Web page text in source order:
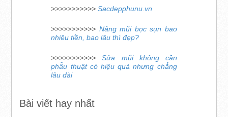
>>>>>>>>>>>Sacdepphunu.vn
>>>>>>>>>>> Nâng mũi bọc sụn bao
nhiêu tiền, bao lâu thì đẹp?
>>>>>>>>>>>Sửa mũi không cần
phẫu thuật có hiệu quả nhưng chẳng
lâu dài
Bài viết hay nhất